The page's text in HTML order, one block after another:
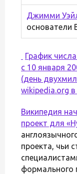
Джимми
основатели
График
с 10 января
(день
wikipedia.org
Википедия
проект для «
проекта, чьи
формального